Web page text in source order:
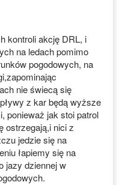
kontroli akcję DRL, i
na ledach pomimo
pogodowych, na
nie świecą się
z kar będą wyższe
ponieważ jak stoi patrol
ostrzegają,i nici z
jedzie się na
łapiemy się na
jazy dziennej w